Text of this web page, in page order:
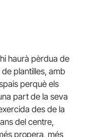
haurà pèrdua de
plantilles, amb
perquè els
part de la seva
des de la
del centre,
propera, més